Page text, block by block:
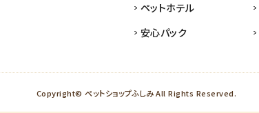
ペットホテル
安心パック
Copyright© ペットショップふしみ All Rights Reserved.